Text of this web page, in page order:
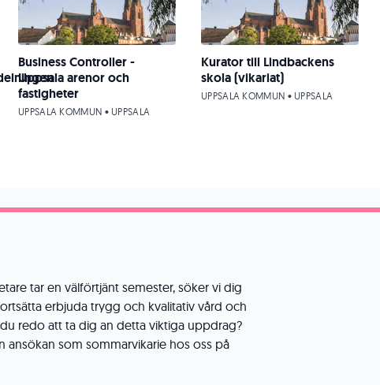
tar en välförtjänt semester, söker vi dig
erbjuda trygg och kvalitativ vård och
redo att ta dig an detta viktiga uppdrag?
ansökan som sommarvikarie hos oss på
Business Controller -
Uppsala arenor och
fastigheter
UPPSALA KOMMUN • UPPSALA
Kurator till Lindbackens
skola (vikariat)
UPPSALA KOMMUN • UPPSALA